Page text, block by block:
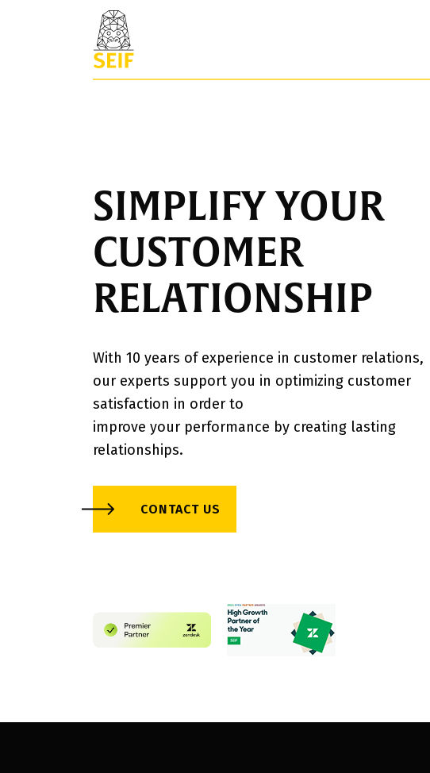
SIMPLIFY YOUR
CUSTOMER
RELATIONSHIP
With 10 years of experience in customer relations,
our experts support you in optimizing customer
satisfaction in order to
improve your performance by creating lasting
relationships.
CONTACT US